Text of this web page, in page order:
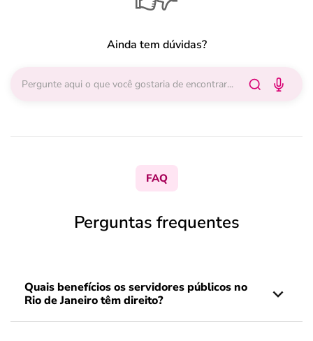
Ainda tem dúvidas?
FAQ
Perguntas frequentes
Quais benefícios os servidores públicos no
Rio de Janeiro têm direito?